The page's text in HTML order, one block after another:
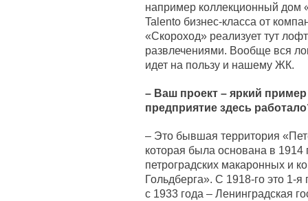
например коллекционный дом
Talento бизнес-класса от
«Скороход» реализует тут
развлечениями. Вообще вся
идет на пользу и нашему ЖК.
– Ваш проект – яркий
предприятие здесь
– Это бывшая территория
которая была основана в 1914
петроградских макаронных и
Гольдберга». С 1918-го это 1-
с 1933 года – Ленинградская